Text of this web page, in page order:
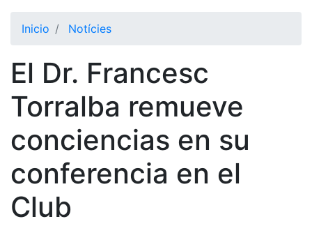
Historia
historia
Cronología
Presidentes
Organización
Junta
directiva
Inicio Notícies
El Dr. Francesc
Torralba remueve
conciencias en su
conferencia en el
Club